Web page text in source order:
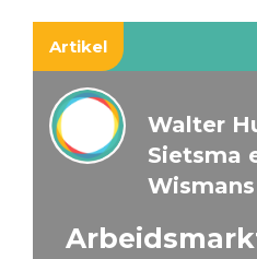
Artikel
Walter
Sietsma
Wismans